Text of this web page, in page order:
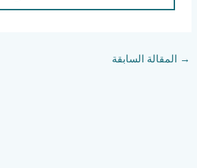
→ المقالة السابقة